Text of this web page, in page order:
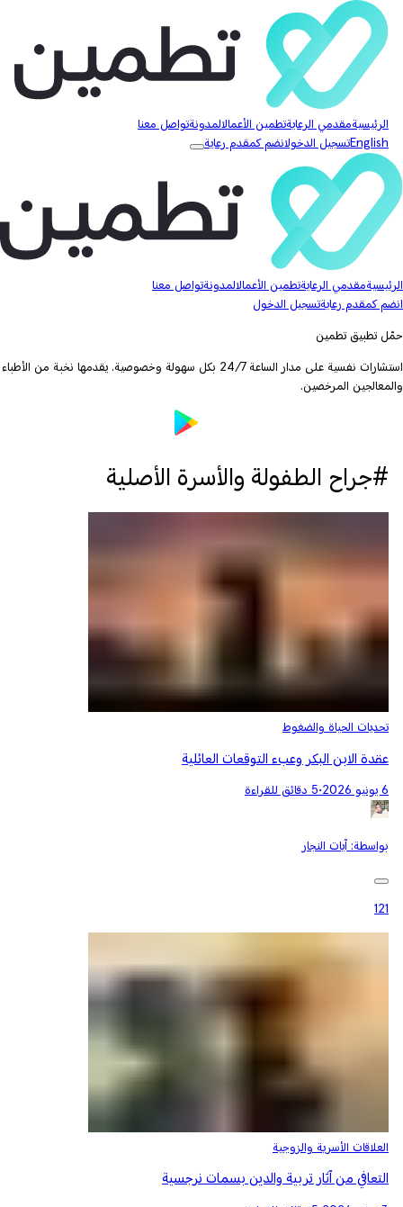
الرئيسيةمقدمي الرعايةتطمين الأعمالالمدونةتواصل معنا
Englishتسجيل الدخولانضم كمقدم رعاية
الرئيسيةمقدمي الرعايةتطمين الأعمالالمدونةتواصل معنا
انضم كمقدم رعايةتسجيل الدخول
حمّل تطبيق تطمين
استشارات نفسية على مدار الساعة 24/7 بكل سهولة وخصوصية. يقدمها نخبة من الأطباء
والمعالجين المرخصين.
#جراح الطفولة والأسرة الأصلية
تحديات الحياة والضغوط
عقدة الابن البكر وعبء التوقعات العائلية
6 يونيو 2026 •5 دقائق للقراءة
بواسطة: آيات النجار
121
العلاقات الأسرية والزوجية
التعافي من آثار تربية والدين بسمات نرجسية